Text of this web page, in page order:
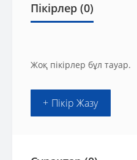
Пікірлер (0)
Жоқ пікірлер бұл тауар.
+ Пікір Жазу